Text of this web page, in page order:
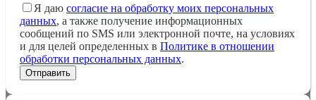
Я даю согласие на обработку моих персональных
данных, а также получение информационных
сообщений по SMS или электронной почте, на условиях
и для целей определенных в Политике в отношении
обработки персональных данных.